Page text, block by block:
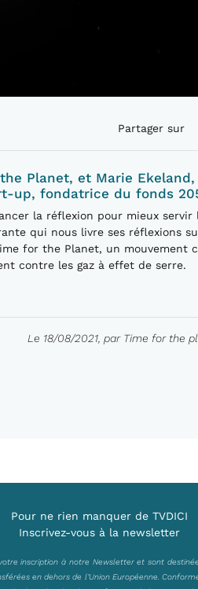
Partager sur
Planet, et Marie Ekeland,
up, fondatrice du fonds
la réflexion pour mieux servir
qui nous livre ses réflexions
for the Planet, un mouvement
contre les gaz à effet de serre.
Le 18/08/2021, par Time for the
Pour ne rien manquer de TVDICI
Inscrivez-vous à la newsletter
inscription à notre Newsletter et sont
en dehors de l’Union Européenne.